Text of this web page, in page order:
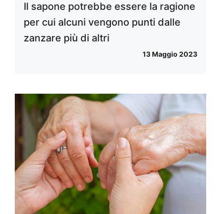
Il sapone potrebbe essere la ragione
per cui alcuni vengono punti dalle
zanzare più di altri
13 Maggio 2023